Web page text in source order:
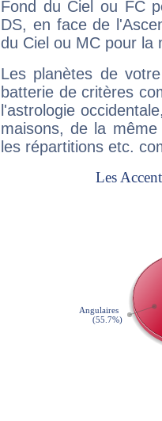
Fond du Ciel ou FC
DS, en face de
du Ciel ou MC pour la
Les planètes de
batterie de critères
l'astrologie
maisons, de la
les répartitions etc.